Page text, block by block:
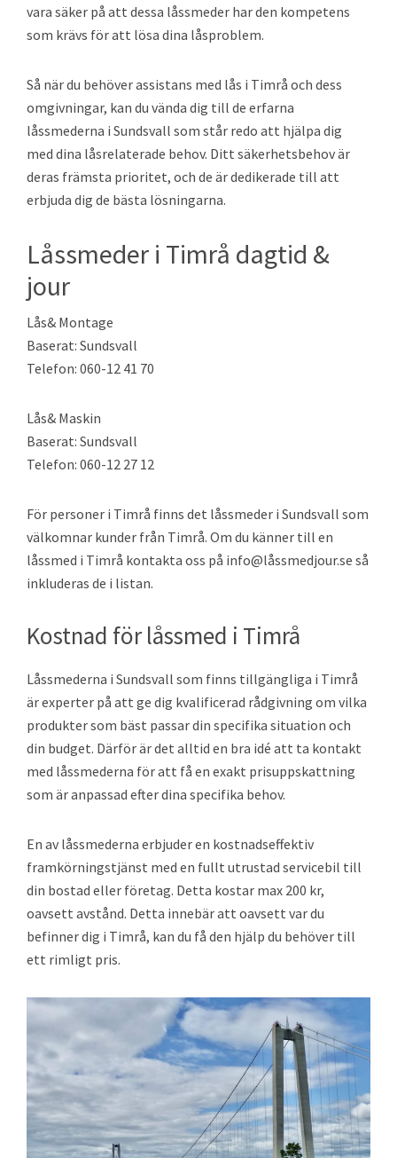
vara säker på att dessa låssmeder har den kompetens
som krävs för att lösa dina låsproblem.
Så när du behöver assistans med lås i Timrå och dess
omgivningar, kan du vända dig till de erfarna
låssmederna i Sundsvall som står redo att hjälpa dig
med dina låsrelaterade behov. Ditt säkerhetsbehov är
deras främsta prioritet, och de är dedikerade till att
erbjuda dig de bästa lösningarna.
Låssmeder i Timrå dagtid &
jour
Lås& Montage
Baserat: Sundsvall
Telefon: 060-12 41 70
Lås& Maskin
Baserat: Sundsvall
Telefon: 060-12 27 12
För personer i Timrå finns det låssmeder i Sundsvall som
välkomnar kunder från Timrå. Om du känner till en
låssmed i Timrå kontakta oss på info@låssmedjour.se så
inkluderas de i listan.
Kostnad för låssmed i Timrå
Låssmederna i Sundsvall som finns tillgängliga i Timrå
är experter på att ge dig kvalificerad rådgivning om vilka
produkter som bäst passar din specifika situation och
din budget. Därför är det alltid en bra idé att ta kontakt
med låssmederna för att få en exakt prisuppskattning
som är anpassad efter dina specifika behov.
En av låssmederna erbjuder en kostnadseffektiv
framkörningstjänst med en fullt utrustad servicebil till
din bostad eller företag. Detta kostar max 200 kr,
oavsett avstånd. Detta innebär att oavsett var du
befinner dig i Timrå, kan du få den hjälp du behöver till
ett rimligt pris.